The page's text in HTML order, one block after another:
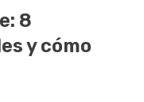
8
y cómo